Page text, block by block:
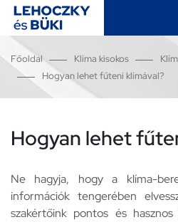
Főoldal Klíma kisokos
Hogyan lehet fűteni klímával?
Hogyan lehet
Ne hagyja, hogy a klíma-
információk tengerében
szakértőink pontos és